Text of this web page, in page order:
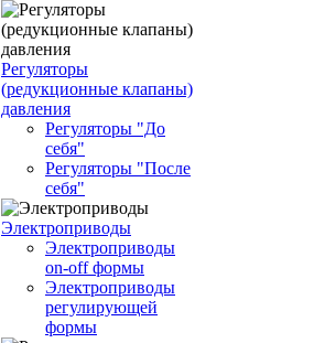
Регуляторы
(редукционные клапаны)
давления
Регуляторы "До
себя"
Регуляторы "После
себя"
Электроприводы
Электроприводы
on-off формы
Электроприводы
регулирующей
формы